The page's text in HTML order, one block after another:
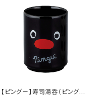
【ピングー】寿司湯呑（ピングー）